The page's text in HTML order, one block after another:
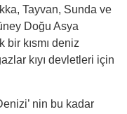
Tayvan, Sunda ve
Doğu Asya
bir kısmı deniz
kıyı devletleri için
nin bu kadar